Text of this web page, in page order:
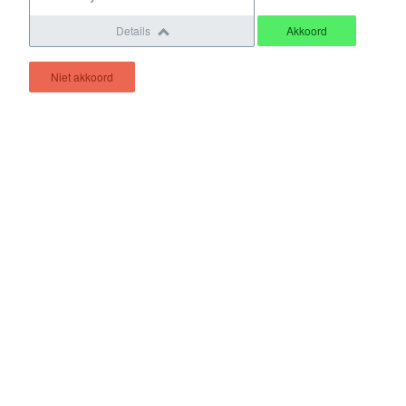
Details Akkoord
Niet akkoord